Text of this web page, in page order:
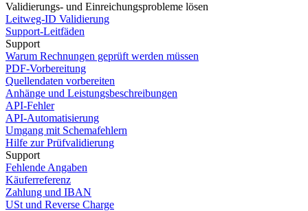
Validierungs- und Einreichungsprobleme lösen
Leitweg-ID Validierung
Support-Leitfäden
Support
Warum Rechnungen geprüft werden müssen
PDF-Vorbereitung
Quellendaten vorbereiten
Anhänge und Leistungsbeschreibungen
API-Fehler
API-Automatisierung
Umgang mit Schemafehlern
Hilfe zur Prüfvalidierung
Support
Fehlende Angaben
Käuferreferenz
Zahlung und IBAN
USt und Reverse Charge